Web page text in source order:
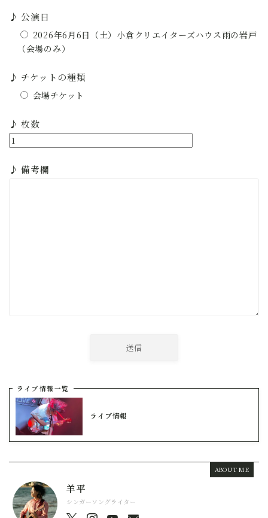
♪ 公演日
2026年6月6日（土）小倉クリエイターズハウス雨の岩戸
（会場のみ）
♪ チケットの種類
会場チケット
♪ 枚数
♪ 備考欄
ライブ情報一覧
ライブ情報
ABOUT ME
羊平
シンガーソングライター